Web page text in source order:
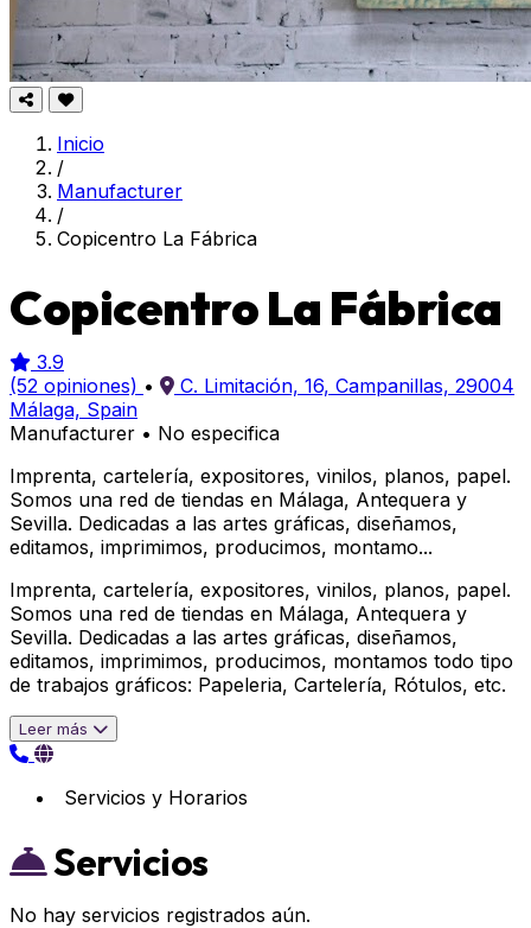
Inicio
/
Manufacturer
/
Copicentro La Fábrica
Copicentro La Fábrica
3.9
(52 opiniones) •
C. Limitación, 16, Campanillas, 29004
Málaga, Spain
Manufacturer • No especifica
Imprenta, cartelería, expositores, vinilos, planos, papel.
Somos una red de tiendas en Málaga, Antequera y
Sevilla. Dedicadas a las artes gráficas, diseñamos,
editamos, imprimimos, producimos, montamo...
Imprenta, cartelería, expositores, vinilos, planos, papel.
Somos una red de tiendas en Málaga, Antequera y
Sevilla. Dedicadas a las artes gráficas, diseñamos,
editamos, imprimimos, producimos, montamos todo tipo
de trabajos gráficos: Papeleria, Cartelería, Rótulos, etc.
Leer más
Servicios y Horarios
Servicios
No hay servicios registrados aún.